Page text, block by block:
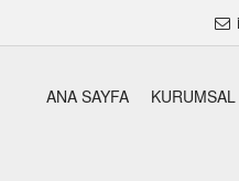
ANA SAYFA KURUMSAL